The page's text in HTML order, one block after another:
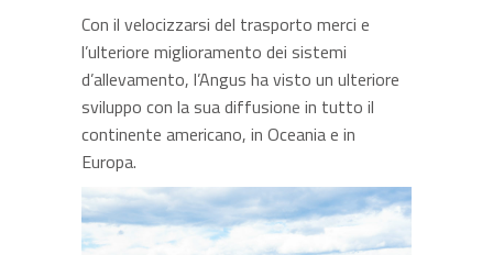
Con il velocizzarsi del trasporto merci e
l’ulteriore miglioramento dei sistemi
d’allevamento, l’Angus ha visto un ulteriore
sviluppo con la sua diffusione in tutto il
continente americano, in Oceania e in
Europa.